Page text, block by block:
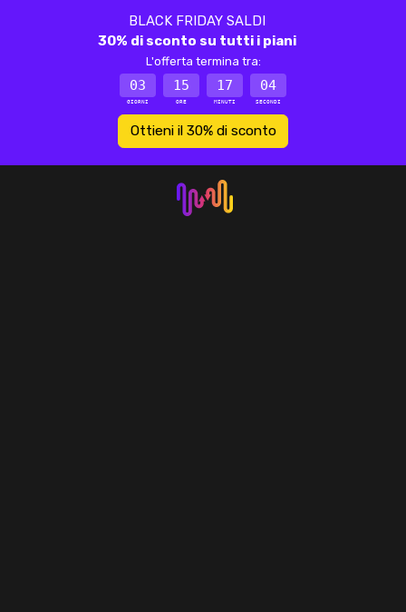
BLACK FRIDAY SALDI
30% di sconto su tutti i piani
L'offerta termina tra:
03
GIORNI
15
ORE
17
MINUTI
04
SECONDI
Ottieni il 30% di sconto